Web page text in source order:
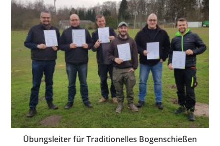
Übungsleiter für Traditionelles Bogenschießen